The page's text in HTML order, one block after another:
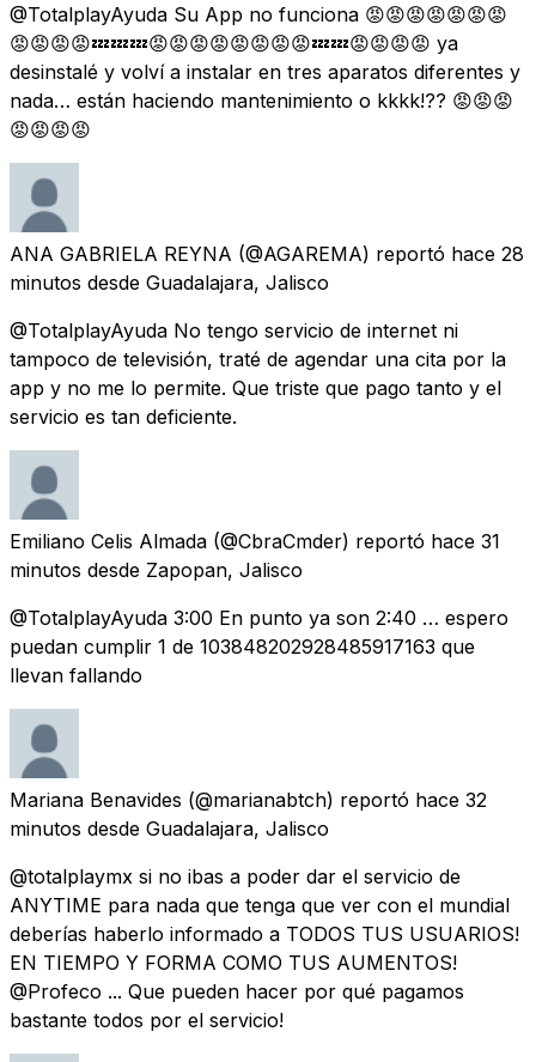
@TotalplayAyuda Su App no funciona 😡😡😡😡😡😡😡
😡😡😡😡💤💤💤😡😡😡😡😡😡😡😡💤💤😡😡😡😡 ya
desinstalé y volví a instalar en tres aparatos diferentes y
nada… están haciendo mantenimiento o kkkk!?? 😡😡😡
😡😡😡😡
ANA GABRIELA REYNA (@AGAREMA) reportó hace 28
minutos desde Guadalajara, Jalisco
@TotalplayAyuda No tengo servicio de internet ni
tampoco de televisión, traté de agendar una cita por la
app y no me lo permite. Que triste que pago tanto y el
servicio es tan deficiente.
Emiliano Celis Almada (@CbraCmder) reportó hace 31
minutos desde Zapopan, Jalisco
@TotalplayAyuda 3:00 En punto ya son 2:40 … espero
puedan cumplir 1 de 103848202928485917163 que
llevan fallando
Mariana Benavides (@marianabtch) reportó hace 32
minutos desde Guadalajara, Jalisco
@totalplaymx si no ibas a poder dar el servicio de
ANYTIME para nada que tenga que ver con el mundial
deberías haberlo informado a TODOS TUS USUARIOS!
EN TIEMPO Y FORMA COMO TUS AUMENTOS!
@Profeco ... Que pueden hacer por qué pagamos
bastante todos por el servicio!